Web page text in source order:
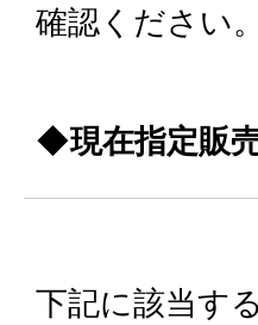
確認ください。
◆現在指定販
下記に該当す